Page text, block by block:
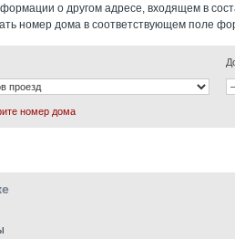
о другом адресе, входящем в
номер дома в соответствующем поле
номер дома